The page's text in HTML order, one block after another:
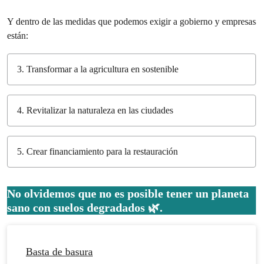
Y dentro de las medidas que podemos exigir a gobierno y empresas
están:
3. Transformar a la agricultura en sostenible
4. Revitalizar la naturaleza en las ciudades
5. Crear financiamiento para la restauración
No olvidemos que no es posible tener un planeta
sano con suelos degradados 🌿.
Basta de basura